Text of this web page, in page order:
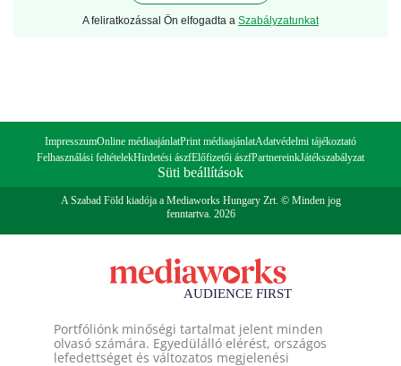
A feliratkozással Ön elfogadta a Szabályzatunkat
ImpresszumOnline médiaajánlatPrint médiaajánlatAdatvédelmi tájékoztató
Felhasználási feltételekHirdetési ászfElőfizetői ászfPartnereinkJátékszabályzat
Süti beállítások
A Szabad Föld kiadója a Mediaworks Hungary Zrt. © Minden jog
fenntartva. 2026
Portfóliónk minőségi tartalmat jelent minden
olvasó számára. Egyedülálló elérést, országos
lefedettséget és változatos megjelenési